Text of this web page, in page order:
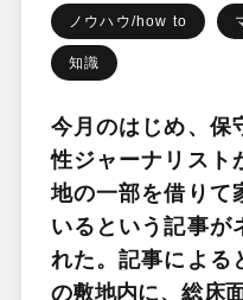
ノウハウ/how to
知識
今月のはじめ、保
性ジャーナリスト
地の一部を借りて
いるという記事が
れた。記事による
の敷地内に、総床